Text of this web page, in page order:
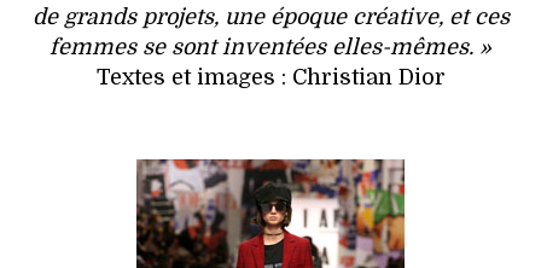
de grands projets, une époque créative, et ces
femmes se sont inventées elles-mêmes. »
Textes et images : Christian Dior